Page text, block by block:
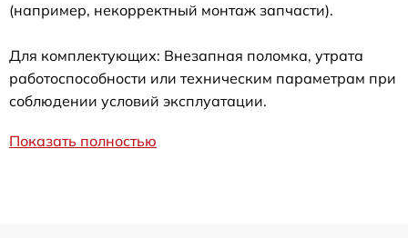
(например, некорректный монтаж запчасти).
Для комплектующих: Внезапная поломка, утрата
работоспособности или техническим параметрам при
соблюдении условий эксплуатации.
Показать полностью